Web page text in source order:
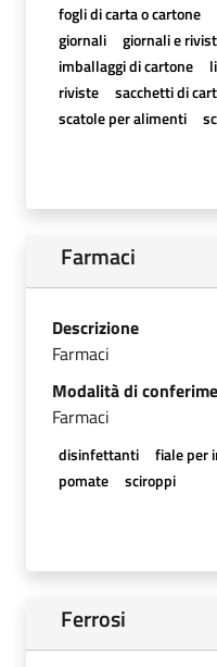
fogli di carta o cartone
giornali
giornali e
imballaggi di cartone
riviste
sacchetti di
scatole per alimenti
Farmaci
Descrizione
Farmaci
Modalità di
Farmaci
disinfettanti fiale per
pomate
sciroppi
Ferrosi